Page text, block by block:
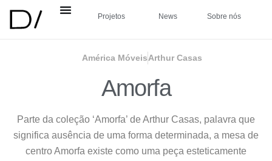
Projetos News Sobre nós
América MóveisArthur Casas
Amorfa
Parte da coleção ‘Amorfa’ de Arthur Casas, palavra que
significa ausência de uma forma determinada, a mesa de
centro Amorfa existe como uma peça esteticamente